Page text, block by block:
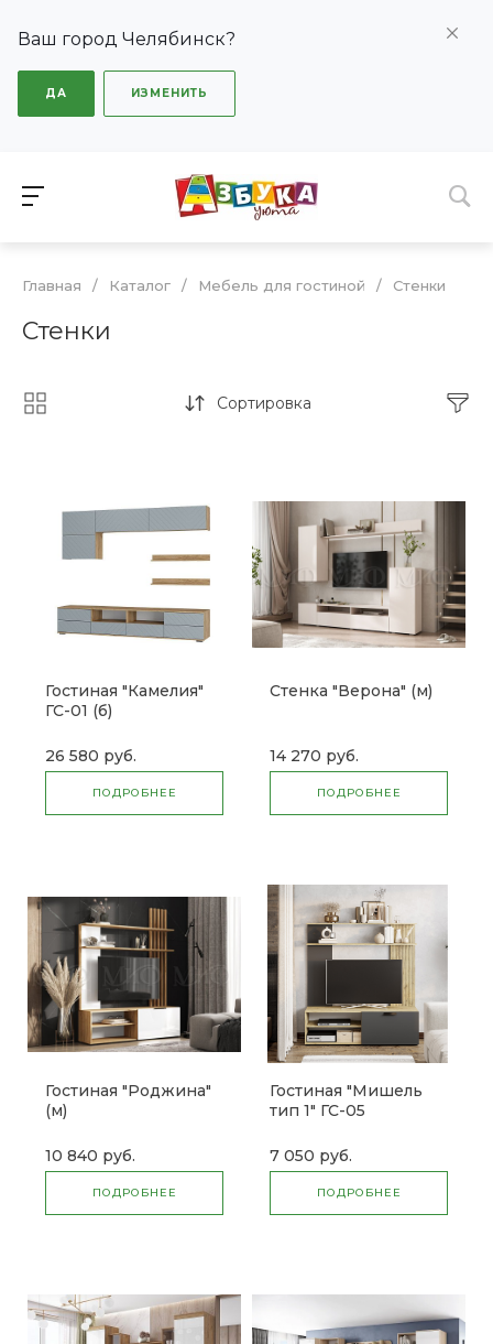
Ваш город Челябинск?
ДА ИЗМЕНИТЬ
Главная / Каталог / Мебель для гостиной / Стенки
Стенки
Сортировка
Гостиная "Камелия"
ГС-01 (б)
26 580 руб.
ПОДРОБНЕЕ
Стенка "Верона" (м)
14 270 руб.
ПОДРОБНЕЕ
Гостиная "Роджина"
(м)
10 840 руб.
ПОДРОБНЕЕ
Гостиная "Мишель
тип 1" ГС-05
7 050 руб.
ПОДРОБНЕЕ